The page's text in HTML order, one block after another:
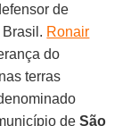
de
Ronair
do
terras
deSão